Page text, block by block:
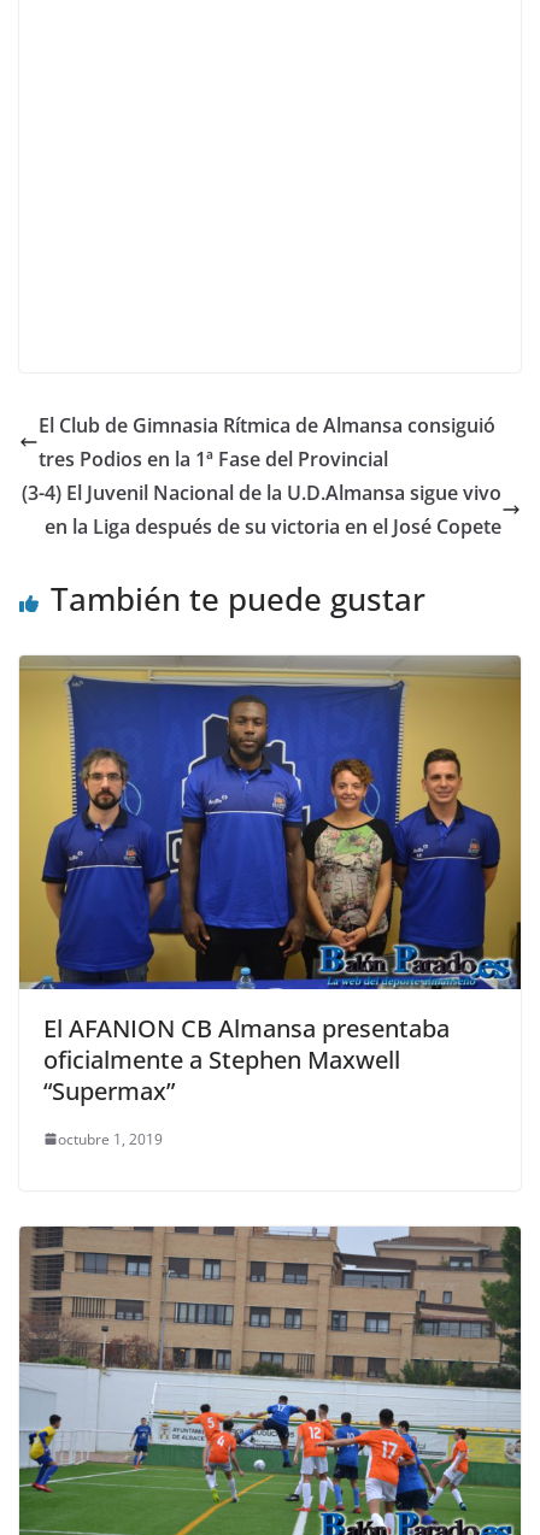
El Club de Gimnasia Rítmica de Almansa consiguió
tres Podios en la 1ª Fase del Provincial
(3-4) El Juvenil Nacional de la U.D.Almansa sigue vivo
en la Liga después de su victoria en el José Copete
También te puede gustar
El AFANION CB Almansa presentaba
oficialmente a Stephen Maxwell
“Supermax”
octubre 1, 2019